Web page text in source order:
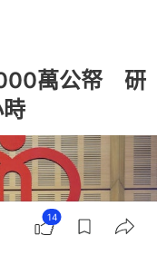
萬公帑 研
14